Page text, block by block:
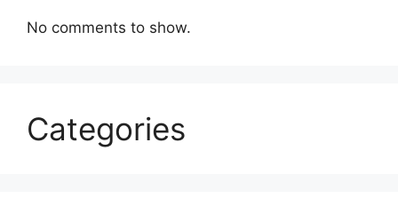
No comments to show.
Categories